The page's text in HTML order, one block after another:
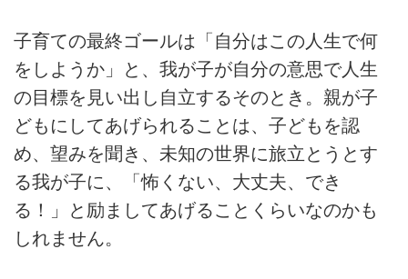
子育ての最終ゴールは「自分はこの人生で何
をしようか」と、我が子が自分の意思で人生
の目標を見い出し自立するそのとき。親が子
どもにしてあげられることは、子どもを認
め、望みを聞き、未知の世界に旅立とうとす
る我が子に、「怖くない、大丈夫、でき
る！」と励ましてあげることくらいなのかも
しれません。